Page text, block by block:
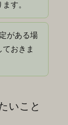
す。
がある場
おきま
いこと